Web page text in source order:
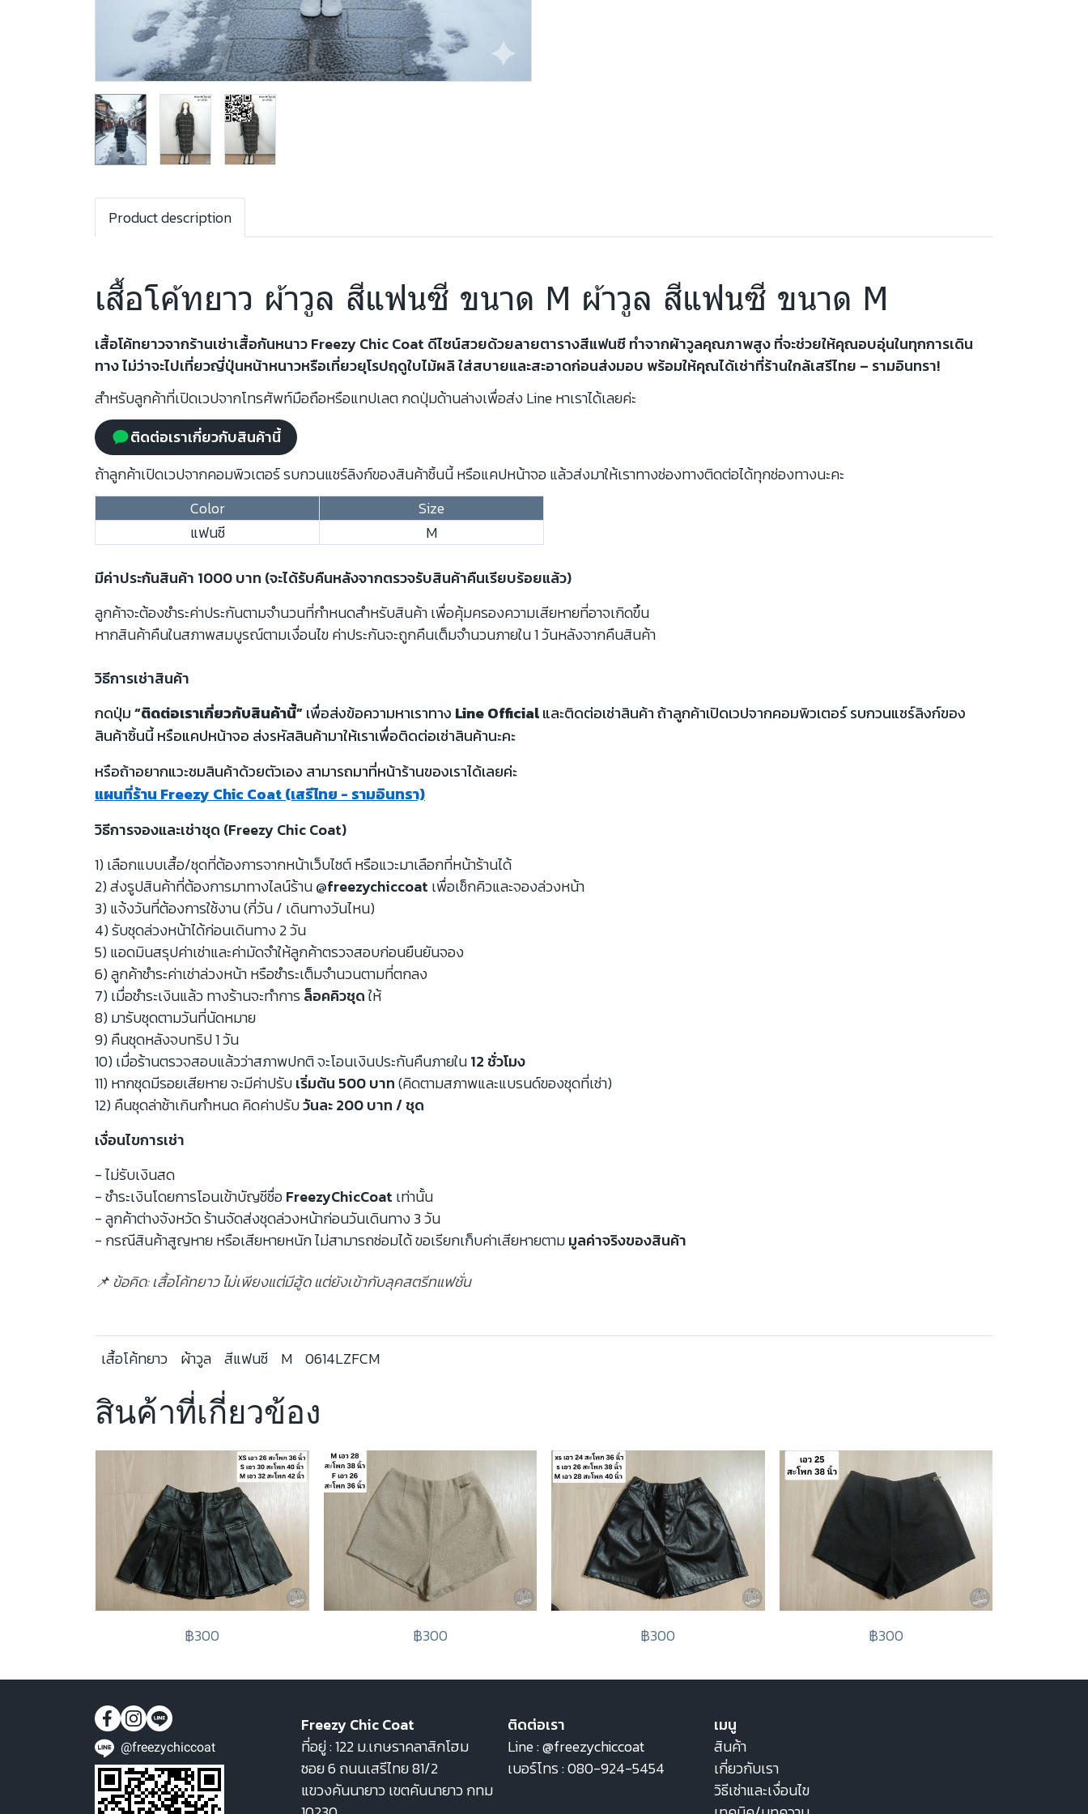
Product description
เสื้อโค้ทยาว ผ้าวูล สีแฟนซี ขนาด M ผ้าวูล สีแฟนซี ขนาด M
เสื้อโค้ทยาวจากร้านเช่าเสื้อกันหนาว Freezy Chic Coat ดีไซน์สวยด้วยลายตารางสีแฟนซี ทำจากผ้าวูลคุณภาพสูง ที่จะช่วยให้คุณอบอุ่นในทุกการเดิน
ทาง ไม่ว่าจะไปเที่ยวญี่ปุ่นหน้าหนาวหรือเที่ยวยุโรปฤดูใบไม้ผลิ ใส่สบายและสะอาดก่อนส่งมอบ พร้อมให้คุณได้เช่าที่ร้านใกล้เสรีไทย – รามอินทรา!
สำหรับลูกค้าที่เปิดเวปจากโทรศัพท์มือถือหรือแทปเลต กดปุ่มด้านล่างเพื่อส่ง Line หาเราได้เลยค่ะ
ติดต่อเราเกี่ยวกับสินค้านี้
ถ้าลูกค้าเปิดเวปจากคอมพิวเตอร์ รบกวนแชร์ลิงก์ของสินค้าชิ้นนี้ หรือแคปหน้าจอ แล้วส่งมาให้เราทางช่องทางติดต่อได้ทุกช่องทางนะคะ
Color
Size
แฟนซี
M
มีค่าประกันสินค้า 1000 บาท (จะได้รับคืนหลังจากตรวจรับสินค้าคืนเรียบร้อยแล้ว)
ลูกค้าจะต้องชำระค่าประกันตามจำนวนที่กำหนดสำหรับสินค้า เพื่อคุ้มครองความเสียหายที่อาจเกิดขึ้น
หากสินค้าคืนในสภาพสมบูรณ์ตามเงื่อนไข ค่าประกันจะถูกคืนเต็มจำนวนภายใน 1 วันหลังจากคืนสินค้า
วิธีการเช่าสินค้า
กดปุ่ม“ติดต่อเราเกี่ยวกับสินค้านี้”เพื่อส่งข้อความหาเราทาง Line Officialและติดต่อเช่าสินค้า ถ้าลูกค้าเปิดเวปจากคอมพิวเตอร์ รบกวนแชร์ลิงก์ของ
สินค้าชิ้นนี้ หรือแคปหน้าจอ ส่งรหัสสินค้ามาให้เราเพื่อติดต่อเช่าสินค้านะคะ
หรือถ้าอยากแวะชมสินค้าด้วยตัวเอง สามารถมาที่หน้าร้านของเราได้เลยค่ะ
แผนที่ร้าน Freezy Chic Coat (เสรีไทย - รามอินทรา)
วิธีการจองและเช่าชุด (Freezy Chic Coat)
1) เลือกแบบเสื้อ/ชุดที่ต้องการจากหน้าเว็บไซต์ หรือแวะมาเลือกที่หน้าร้านได้
2) ส่งรูปสินค้าที่ต้องการมาทางไลน์ร้าน@freezychiccoat เพื่อเช็กคิวและจองล่วงหน้า
3) แจ้งวันที่ต้องการใช้งาน (กี่วัน / เดินทางวันไหน)
4) รับชุดล่วงหน้าได้ก่อนเดินทาง 2 วัน
5) แอดมินสรุปค่าเช่าและค่ามัดจำให้ลูกค้าตรวจสอบก่อนยืนยันจอง
6) ลูกค้าชำระค่าเช่าล่วงหน้า หรือชำระเต็มจำนวนตามที่ตกลง
7) เมื่อชำระเงินแล้ว ทางร้านจะทำการล็อคคิวชุดให้
8) มารับชุดตามวันที่นัดหมาย
9) คืนชุดหลังจบทริป 1 วัน
10) เมื่อร้านตรวจสอบแล้วว่าสภาพปกติ จะโอนเงินประกันคืนภายใน12 ชั่วโมง
11) หากชุดมีรอยเสียหาย จะมีค่าปรับเริ่มต้น 500 บาท(คิดตามสภาพและแบรนด์ของชุดที่เช่า)
12) คืนชุดล่าช้าเกินกำหนด คิดค่าปรับวันละ 200 บาท / ชุด
เงื่อนไขการเช่า
- ไม่รับเงินสด
- ชำระเงินโดยการโอนเข้าบัญชีชื่อFreezyChicCoat เท่านั้น
- ลูกค้าต่างจังหวัด ร้านจัดส่งชุดล่วงหน้าก่อนวันเดินทาง 3 วัน
- กรณีสินค้าสูญหาย หรือเสียหายหนัก ไม่สามารถซ่อมได้ ขอเรียกเก็บค่าเสียหายตามมูลค่าจริงของสินค้า
📌 ข้อคิด: เสื้อโค้ทยาว ไม่เพียงแต่มีฮู้ด แต่ยังเข้ากับลุคสตรีทแฟชั่น
เสื้อโค้ทยาว ผ้าวูล สีแฟนซี M 0614LZFCM
สินค้าที่เกี่ยวข้อง
฿300 ฿300 ฿300 ฿300
@freezychiccoat
Freezy Chic Coat
ที่อยู่ : 122 ม.เกษราคลาสิกโฮม
ซอย 6 ถนนเสรีไทย 81/2
แขวงคันนายาว เขตคันนายาว กทม
ติดต่อเรา
Line :@freezychiccoat
เบอร์โทร :080-924-5454
เมนู
สินค้า
เกี่ยวกับเรา
วิธีเช่าและเงื่อนไข